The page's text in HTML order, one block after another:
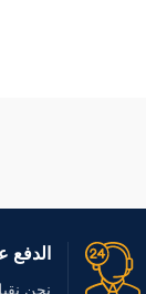
الدفع
نحن